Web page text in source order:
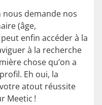
demande nos
(âge,
enfin accéder à la
à la recherche
chose qu’on a
Eh oui, la
atout réussite
Meetic !